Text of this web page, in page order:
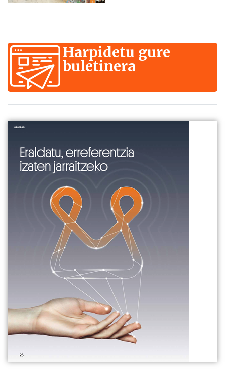
Harpidetu gure
buletinera